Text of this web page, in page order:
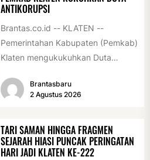
ANTIKORUPSI
Brantas.co.id -- KLATEN --
Pemerintahan Kabupaten (Pemkab)
Klaten mengukukuhkan Duta
pelajar dan pemuda. Pengukuhan
tersebut digelar...
Brantasbaru
2 Agustus 2026
TARI SAMAN HINGGA FRAGMEN
SEJARAH HIASI PUNCAK PERINGATAN
HARI JADI KLATEN KE-222